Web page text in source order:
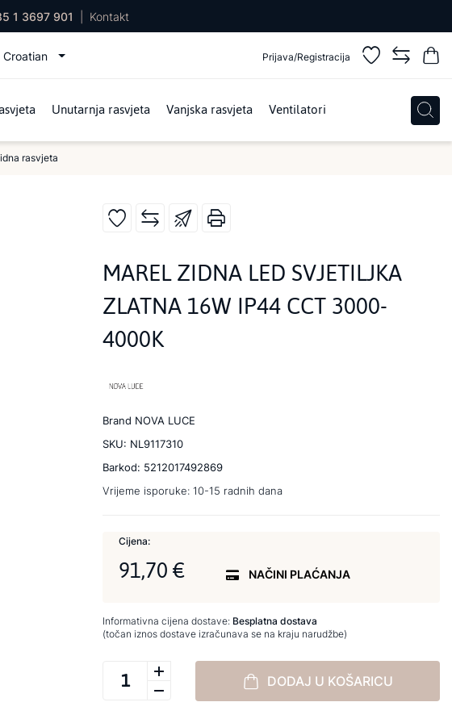
1 3697 901 Kontakt
Croatian Prijava/Registracija
Unutarnja rasvjeta Vanjska rasvjeta Ventilatori
rasvjeta
MAREL ZIDNA LED SVJETILJKA
ZLATNA 16W IP44 CCT 3000-
4000K
Brand NOVA LUCE
SKU: NL9117310
Barkod: 5212017492869
Vrijeme isporuke: 10-15 radnih dana
Cijena:
91,70 € NAČINI PLAĆANJA
Informativna cijena dostave: Besplatna dostava
(točan iznos dostave izračunava se na kraju narudžbe)
DODAJ U KOŠARICU